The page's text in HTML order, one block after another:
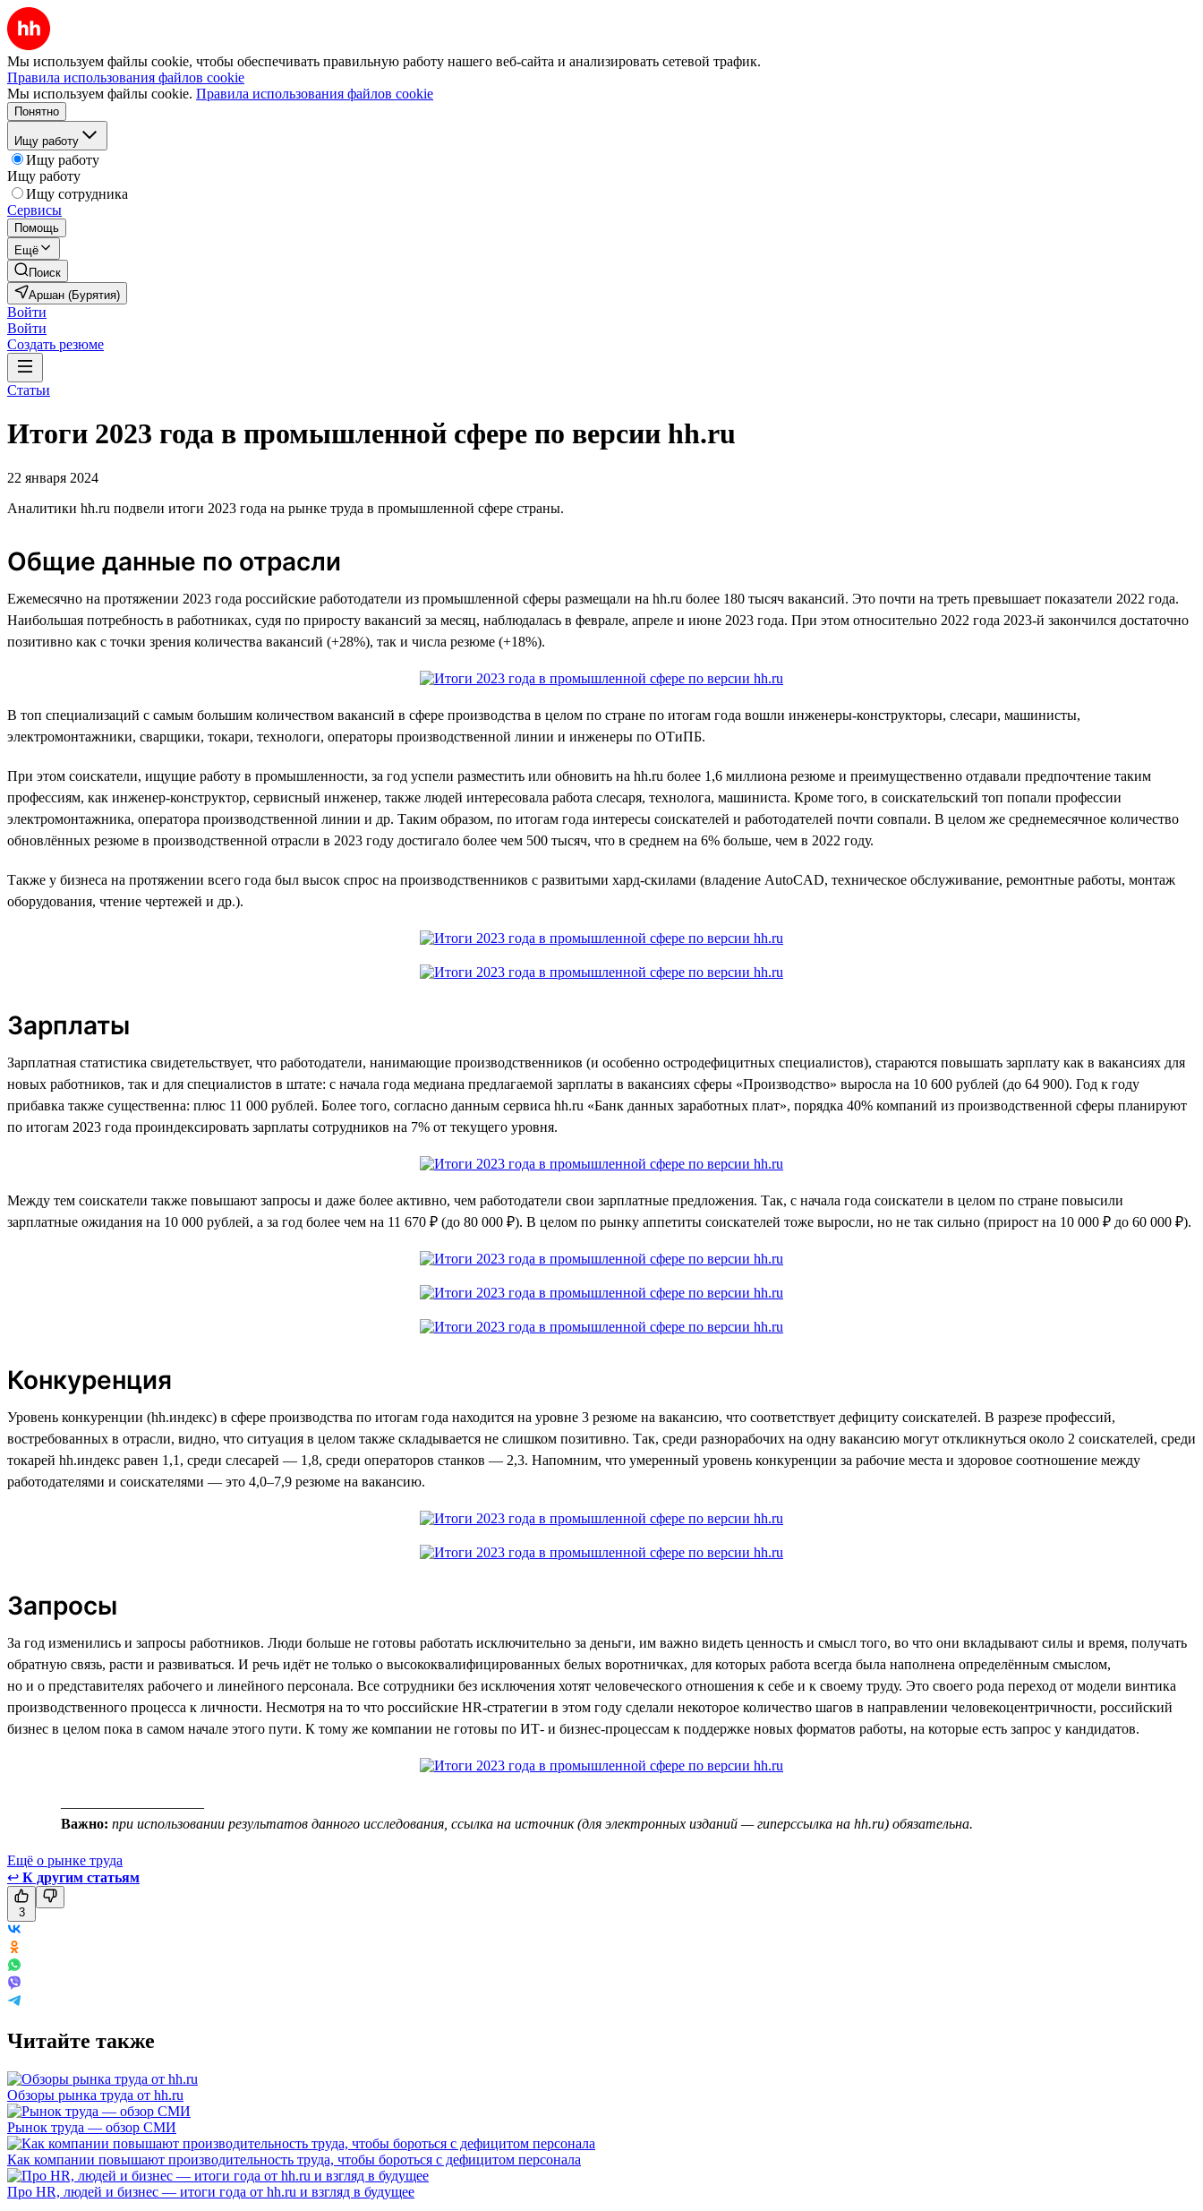
Мы используем файлы cookie, чтобы обеспечивать правильную работу нашего веб-сайта и анализировать сетевой трафик.
Правила использования файлов cookie
Мы используем файлы cookie. Правила использования файлов cookie
Понятно
Ищу работу
Ищу работу
Ищу работу
Ищу сотрудника
Сервисы
Помощь
Ещё
Поиск
Аршан (Бурятия)
Войти
Войти
Создать резюме
Статьи
Итоги 2023 года в промышленной сфере по версии hh.ru
22 января 2024
Аналитики hh.ru подвели итоги 2023 года на рынке труда в промышленной сфере страны.
Общие данные по отрасли
Ежемесячно на протяжении 2023 года российские работодатели из промышленной сферы размещали на hh.ru более 180 тысяч вакансий. Это почти на треть превышает показатели 2022 года.
Наибольшая потребность в работниках, судя по приросту вакансий за месяц, наблюдалась в феврале, апреле и июне 2023 года. При этом относительно 2022 года 2023-й закончился достаточно
позитивно как с точки зрения количества вакансий (+28%), так и числа резюме (+18%).
В топ специализаций с самым большим количеством вакансий в сфере производства в целом по стране по итогам года вошли инженеры-конструкторы, слесари, машинисты,
электромонтажники, сварщики, токари, технологи, операторы производственной линии и инженеры по ОТиПБ.
При этом соискатели, ищущие работу в промышленности, за год успели разместить или обновить на hh.ru более 1,6 миллиона резюме и преимущественно отдавали предпочтение таким
профессиям, как инженер-конструктор, сервисный инженер, также людей интересовала работа слесаря, технолога, машиниста. Кроме того, в соискательский топ попали профессии
электромонтажника, оператора производственной линии и др. Таким образом, по итогам года интересы соискателей и работодателей почти совпали. В целом же среднемесячное количество
обновлённых резюме в производственной отрасли в 2023 году достигало более чем 500 тысяч, что в среднем на 6% больше, чем в 2022 году.
Также у бизнеса на протяжении всего года был высок спрос на производственников с развитыми хард-скилами (владение AutoCAD, техническое обслуживание, ремонтные работы, монтаж
оборудования, чтение чертежей и др.).
Зарплаты
Зарплатная статистика свидетельствует, что работодатели, нанимающие производственников (и особенно остродефицитных специалистов), стараются повышать зарплату как в вакансиях для
новых работников, так и для специалистов в штате: с начала года медиана предлагаемой зарплаты в вакансиях сферы «Производство» выросла на 10 600 рублей (до 64 900). Год к году
прибавка также существенна: плюс 11 000 рублей. Более того, согласно данным сервиса hh.ru «Банк данных заработных плат», порядка 40% компаний из производственной сферы планируют
по итогам 2023 года проиндексировать зарплаты сотрудников на 7% от текущего уровня.
Между тем соискатели также повышают запросы и даже более активно, чем работодатели свои зарплатные предложения. Так, с начала года соискатели в целом по стране повысили
зарплатные ожидания на 10 000 рублей, а за год более чем на 11 670 ₽ (до 80 000 ₽). В целом по рынку аппетиты соискателей тоже выросли, но не так сильно (прирост на 10 000 ₽ до 60 000 ₽).
Конкуренция
Уровень конкуренции (hh.индекс) в сфере производства по итогам года находится на уровне 3 резюме на вакансию, что соответствует дефициту соискателей. В разрезе профессий,
востребованных в отрасли, видно, что ситуация в целом также складывается не слишком позитивно. Так, среди разнорабочих на одну вакансию могут откликнуться около 2 соискателей, среди
токарей hh.индекс равен 1,1, среди слесарей — 1,8, среди операторов станков — 2,3. Напомним, что умеренный уровень конкуренции за рабочие места и здоровое соотношение между
работодателями и соискателями — это 4,0–7,9 резюме на вакансию.
Запросы
За год изменились и запросы работников. Люди больше не готовы работать исключительно за деньги, им важно видеть ценность и смысл того, во что они вкладывают силы и время, получать
обратную связь, расти и развиваться. И речь идёт не только о высококвалифицированных белых воротничках, для которых работа всегда была наполнена определённым смыслом,
но и о представителях рабочего и линейного персонала. Все сотрудники без исключения хотят человеческого отношения к себе и к своему труду. Это своего рода переход от модели винтика
производственного процесса к личности. Несмотря на то что российские HR-стратегии в этом году сделали некоторое количество шагов в направлении человекоцентричности, российский
бизнес в целом пока в самом начале этого пути. К тому же компании не готовы по ИТ- и бизнес-процессам к поддержке новых форматов работы, на которые есть запрос у кандидатов.
Важно: при использовании результатов данного исследования, ссылка на источник (для электронных изданий — гиперссылка на hh.ru) обязательна.
Ещё о рынке труда
↩ К другим статьям
3
Читайте также
Обзоры рынка труда от hh.ru
Рынок труда — обзор СМИ
Как компании повышают производительность труда, чтобы бороться с дефицитом персонала
Про HR, людей и бизнес — итоги года от hh.ru и взгляд в будущее